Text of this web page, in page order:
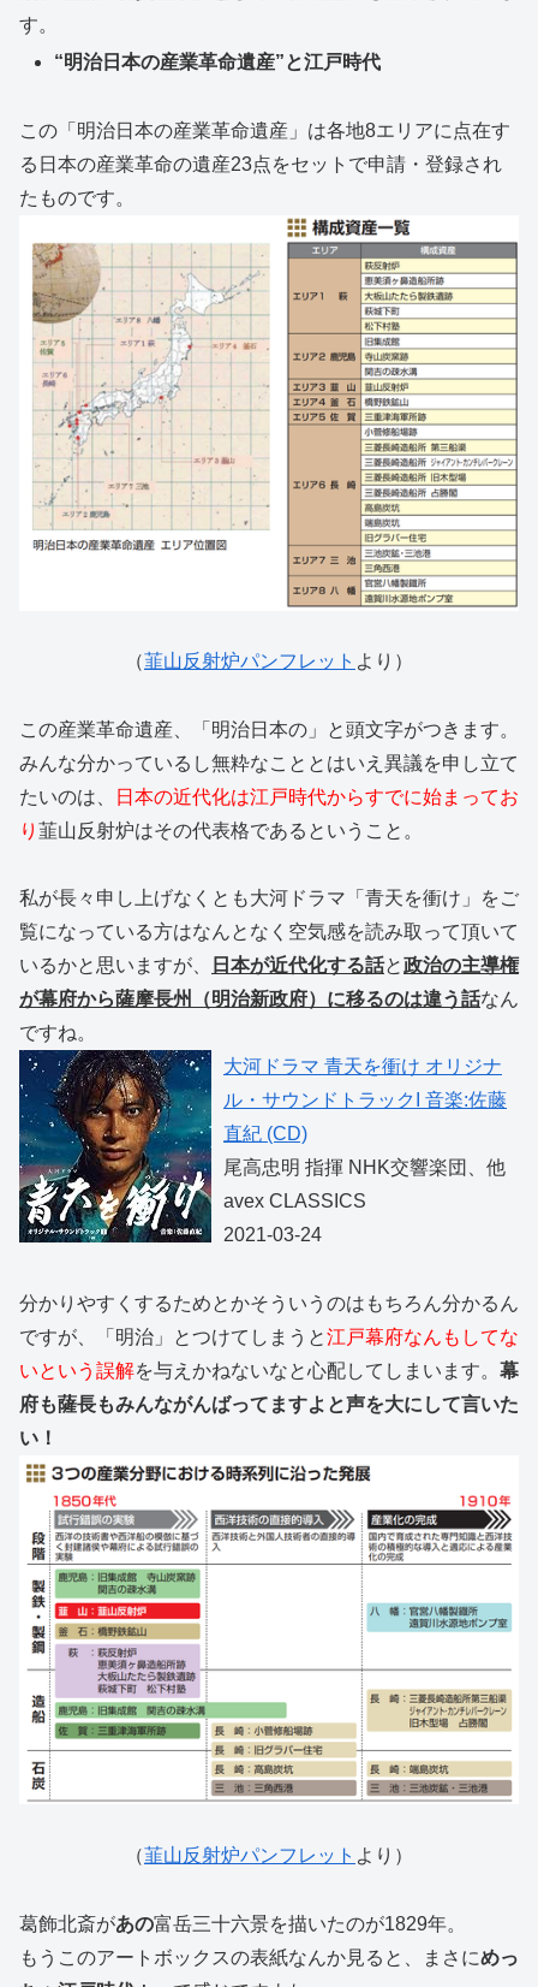
す。
“明治日本の産業革命遺産”と江戸時代
この「明治日本の産業革命遺産」は各地8エリアに点在す
る日本の産業革命の遺産23点をセットで申請・登録され
たものです。
（韮山反射炉パンフレット より）
この産業革命遺産、「明治日本の」と頭文字がつきます。
みんな分かっているし無粋なこととはいえ異議を申し立て
たいのは、
日本の近代化は江戸時代からすでに始まってお
り 韮山反射炉はその代表格であるということ。
私が長々申し上げなくとも大河ドラマ「青天を衝け」をご
覧になっている方はなんとなく空気感を読み取って頂いて
いるかと思いますが、
日本が近代化する話と政治の主導権
が幕府から薩摩長州（明治新政府）に移るのは違う話なん
ですね。
大河ドラマ 青天を衝け オリジナ
ル・サウンドトラックI 音楽:佐藤
直紀 (CD)
尾高忠明 指揮 NHK交響楽団、他
avex CLASSICS
2021-03-24
分かりやすくするためとかそういうのはもちろん分かるん
ですが、「明治」とつけてしまうと江戸幕府なんもしてな
いという誤解を与えかねないなと心配してしまいます。 幕
府も薩長もみんながんばってますよと声を大にして言いた
い！
（韮山反射炉パンフレット より）
葛飾北斎があの富岳三十六景を描いたのが1829年。
もうこのアートボックスの表紙なんか見ると、まさにめっ